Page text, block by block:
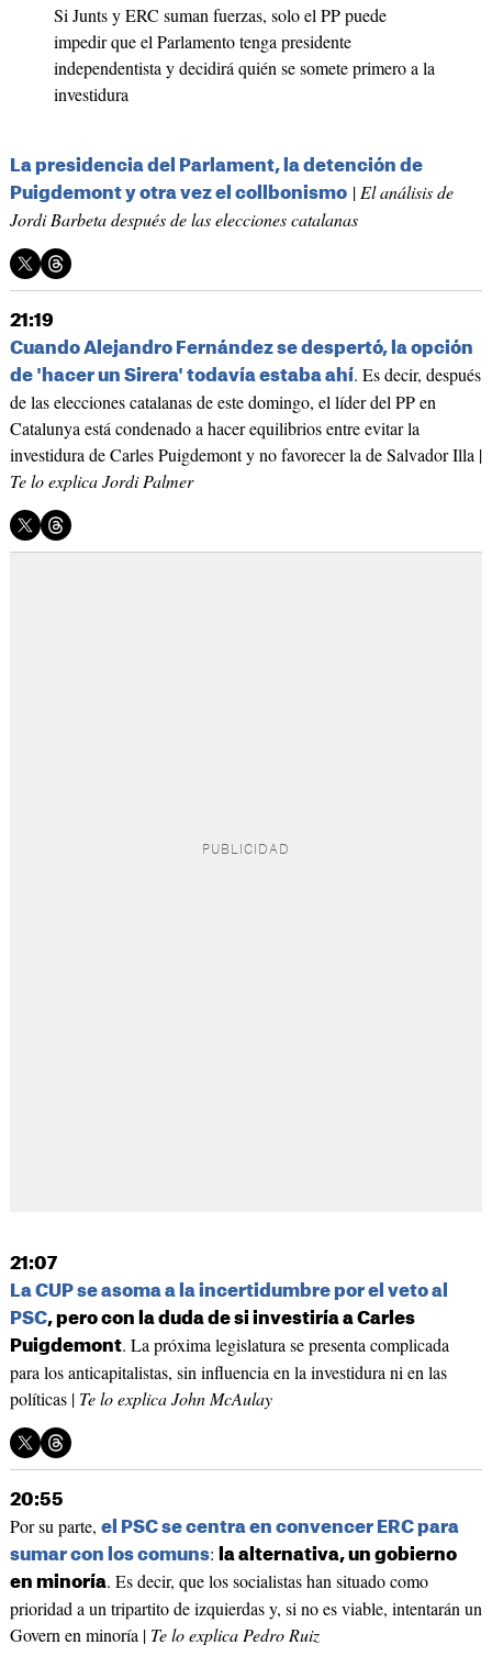
Si Junts y ERC suman fuerzas, solo el PP puede
impedir que el Parlamento tenga presidente
independentista y decidirá quién se somete primero a la
investidura
La presidencia del Parlament, la detención de
Puigdemont y otra vez el collbonismo|El análisis de
Jordi Barbeta después de las elecciones catalanas
21:19
Cuando Alejandro Fernández se despertó, la opción
de 'hacer un Sirera' todavía estaba ahí. Es decir, después
de las elecciones catalanas de este domingo, el líder del PP en
Catalunya está condenado a hacer equilibrios entre evitar la
investidura de Carles Puigdemont y no favorecer la de Salvador Illa |
Te lo explica Jordi Palmer
21:07
La CUP se asoma a la incertidumbre por el veto al
PSC, pero con la duda de si investiría a Carles
Puigdemont. La próxima legislatura se presenta complicada
para los anticapitalistas, sin influencia en la investidura ni en las
políticas | Te lo explica John McAulay
20:55
Por su parte, el PSC se centra en convencer ERC para
sumar con los comuns:
la alternativa, un gobierno
en minoría. Es decir, que los socialistas han situado como
prioridad a un tripartito de izquierdas y, si no es viable, intentarán un
Govern en minoría | Te lo explica Pedro Ruiz